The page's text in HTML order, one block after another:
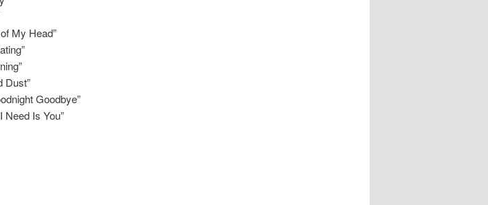
My Head”
Dust”
Goodbye”
Need Is You”